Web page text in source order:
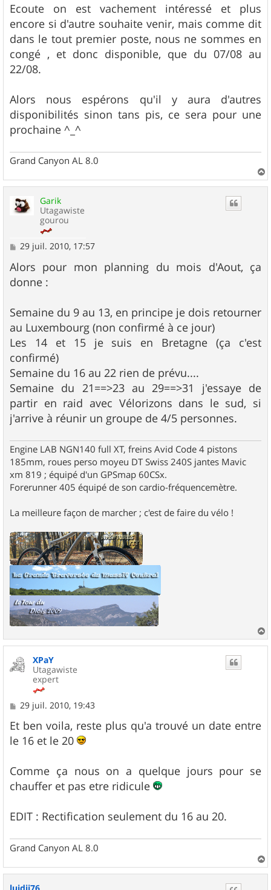
s
s
a
g
e
Ecoute on est vachement intéressé et plus
encore si d'autre souhaite venir, mais comme dit
dans le tout premier poste, nous ne sommes en
congé , et donc disponible, que du 07/08 au
22/08.
Alors nous espérons qu'il y aura d'autres
disponibilités sinon tans pis, ce sera pour une
prochaine ^_^
Grand Canyon AL 8.0
a
Garik
Utagawiste
gourou
M
s
s
a
29 juil. 2010, 17:57
Alors pour mon planning du mois d'Aout, ça
donne :
Semaine du 9 au 13, en principe je dois retourner
au Luxembourg (non confirmé à ce jour)
Les 14 et 15 je suis en Bretagne (ça c'est
confirmé)
Semaine du 16 au 22 rien de prévu....
Semaine du 21==>23 au 29==>31 j'essaye de
partir en raid avec Vélorizons dans le sud, si
j'arrive à réunir un groupe de 4/5 personnes.
Engine LAB NGN140 full XT, freins Avid Code 4 pistons
185mm, roues perso moyeu DT Swiss 240S jantes Mavic
xm 819 ; équipé d'un GPSmap 60CSx.
Forerunner 405 équipé de son cardio-fréquencemètre.
La meilleure façon de marcher ; c'est de faire du vélo !
a
XPaY
Utagawiste
expert
M
s
s
a
29 juil. 2010, 19:43
Et ben voila, reste plus qu'a trouvé un date entre
le 16 et le 20
Comme ça nous on a quelque jours pour se
chauffer et pas etre ridicule
EDIT : Rectification seulement du 16 au 20.
Grand Canyon AL 8.0
a
luidji76